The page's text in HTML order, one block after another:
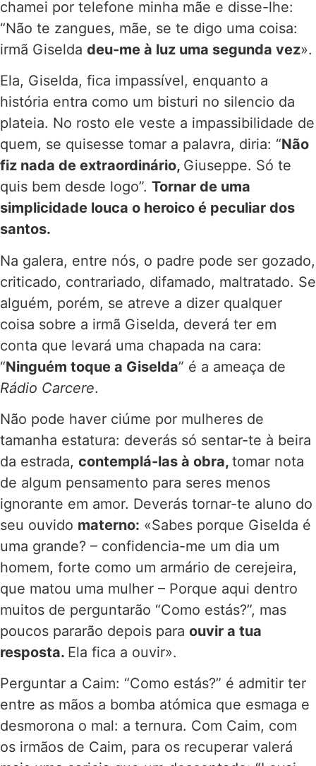
chamei por telefone minha mãe e disse-lhe:
“Não te zangues, mãe, se te digo uma coisa:
irmã Giselda deu-me à luz uma segunda vez».
Ela, Giselda, fica impassível, enquanto a
história entra como um bisturi no silencio da
plateia. No rosto ele veste a impassibilidade de
quem, se quisesse tomar a palavra, diria: “Não
fiz nada de extraordinário, Giuseppe. Só te
quis bem desde logo”. Tornar de uma
simplicidade louca o heroico é peculiar dos
santos.
Na galera, entre nós, o padre pode ser gozado,
criticado, contrariado, difamado, maltratado. Se
alguém, porém, se atreve a dizer qualquer
coisa sobre a irmã Giselda, deverá ter em
conta que levará uma chapada na cara:
“Ninguém toque a Giselda” é a ameaça de
Rádio Carcere.
Não pode haver ciúme por mulheres de
tamanha estatura: deverás só sentar-te à beira
da estrada, contemplá-las à obra, tomar nota
de algum pensamento para seres menos
ignorante em amor. Deverás tornar-te aluno do
seu ouvido materno: «Sabes porque Giselda é
uma grande? – confidencia-me um dia um
homem, forte como um armário de cerejeira,
que matou uma mulher – Porque aqui dentro
muitos de perguntarão “Como estás?”, mas
poucos pararão depois para ouvir a tua
resposta. Ela fica a ouvir».
Perguntar a Caim: “Como estás?” é admitir ter
entre as mãos a bomba atómica que esmaga e
desmorona o mal: a ternura. Com Caim, com
os irmãos de Caim, para os recuperar valerá